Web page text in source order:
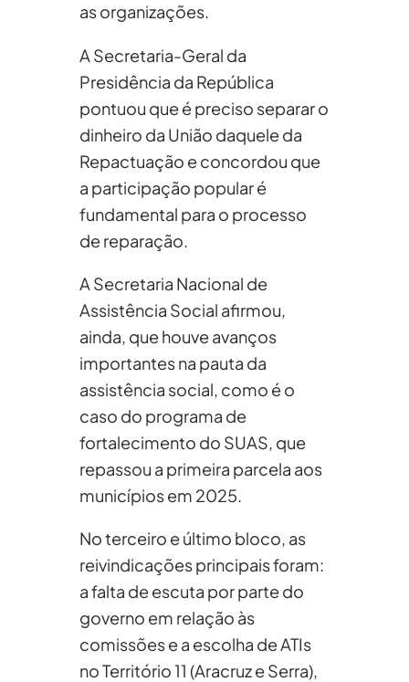
as organizações.
A Secretaria-Geral da
Presidência da República
pontuou que é preciso separar o
dinheiro da União daquele da
Repactuação e concordou que
a participação popular é
fundamental para o processo
de reparação.
A Secretaria Nacional de
Assistência Social afirmou,
ainda, que houve avanços
importantes na pauta da
assistência social, como é o
caso do programa de
fortalecimento do SUAS, que
repassou a primeira parcela aos
municípios em 2025.
No terceiro e último bloco, as
reivindicações principais foram:
a falta de escuta por parte do
governo em relação às
comissões e a escolha de ATIs
no Território 11 (Aracruz e Serra),